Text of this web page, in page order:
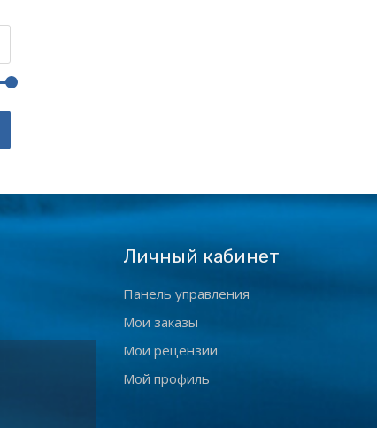
Личный кабинет
Панель управления
Мои заказы
Мои рецензии
Мой профиль